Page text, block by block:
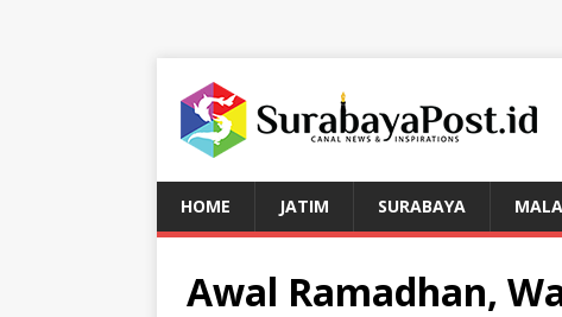
HOME JATIM SURABAYA
Awal Ramadhan,